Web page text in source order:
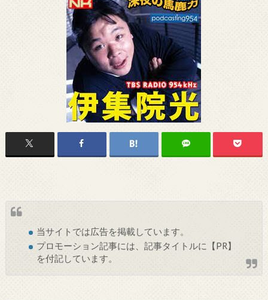
当サイトでは広告を掲載しています。
プロモーション記事には、記事タイトルに【PR】
を付記しています。